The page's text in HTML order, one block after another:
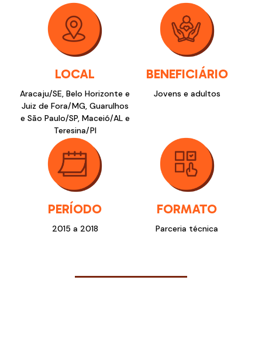
LOCAL
Aracaju/SE, Belo Horizonte e
Juiz de Fora/MG, Guarulhos
e São Paulo/SP, Maceió/AL e
Teresina/PI
BENEFICIÁRIO
Jovens e adultos
PERÍODO
2015 a 2018
FORMATO
Parceria técnica